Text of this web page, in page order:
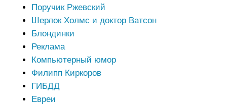
Поручик Ржевский
Шерлок Холмс и доктор Ватсон
Блондинки
Реклама
Компьютерный юмор
Филипп Киркоров
ГИБДД
Евреи